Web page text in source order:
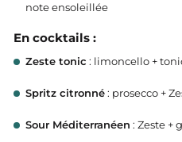
note ensoleillée
En cocktails :
Zeste tonic : limoncello +
Spritz citronné: prosecco +
Sour Méditerranéen : Zeste +